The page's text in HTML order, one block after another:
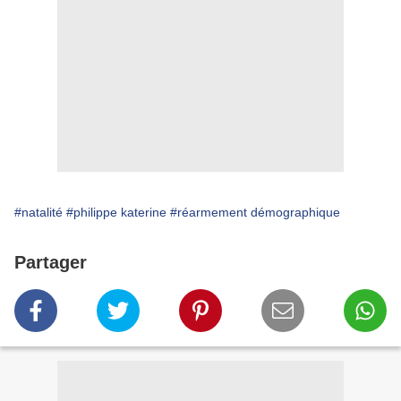
#natalité #philippe katerine #réarmement démographique
Partager